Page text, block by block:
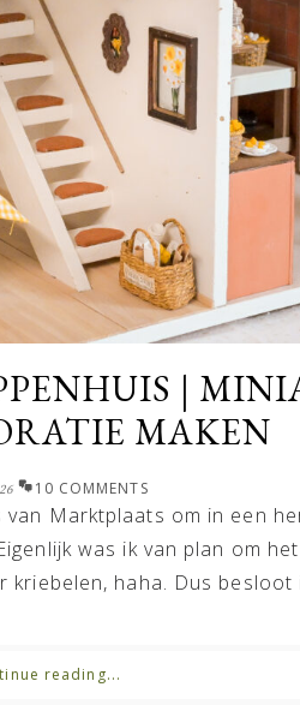
|
MAKEN
10 COMMENTS
Marktplaats om in een
was ik van plan om
haha. Dus
reading...